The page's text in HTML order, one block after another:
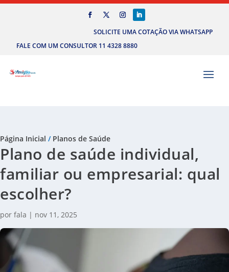
SOLICITE UMA COTAÇÃO VIA WHATSAPP
FALE COM UM CONSULTOR 11 4328 8880
Página Inicial / Planos de Saúde
Plano de saúde individual,
familiar ou empresarial: qual
escolher?
por fala | nov 11, 2025